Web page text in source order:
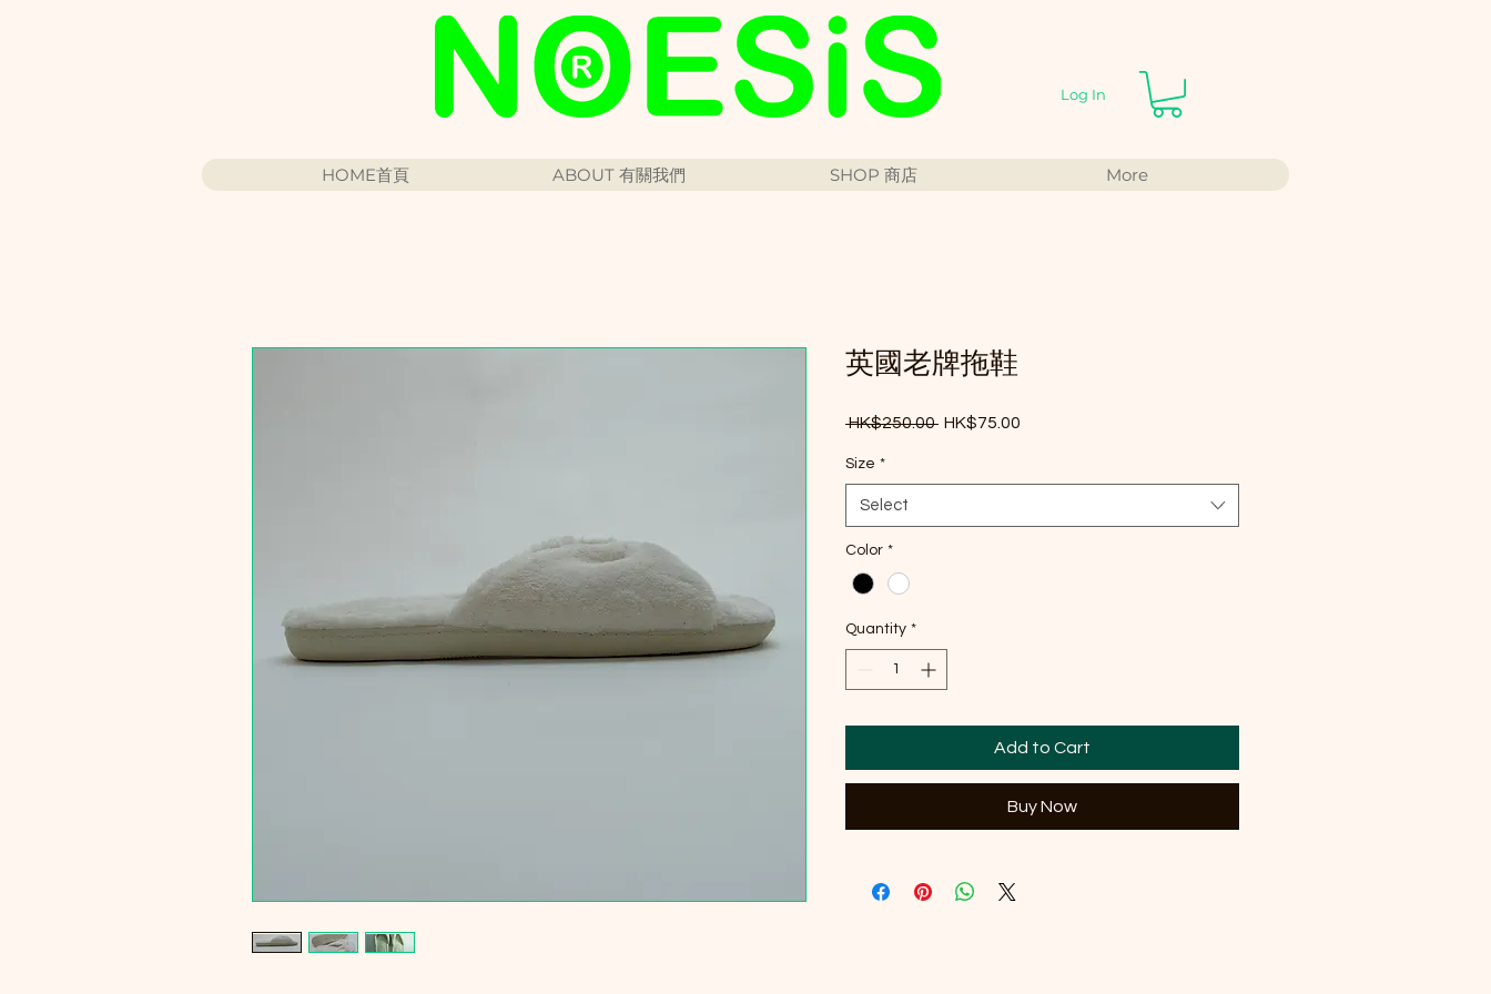
Log In
HOME首頁 ABOUT 有關我們 SHOP 商店 More
英國老牌拖鞋
HK$250.00 Regular Price
HK$75.00
Size *
Select
Color *
Quantity *
Add to Cart
Buy Now